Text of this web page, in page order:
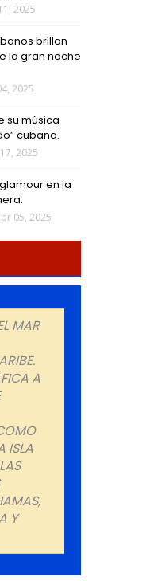
2025
brillan
la gran noche
2025
su música
cubana.
2025
en la
05, 2025
MAR
A
ISLA
Y